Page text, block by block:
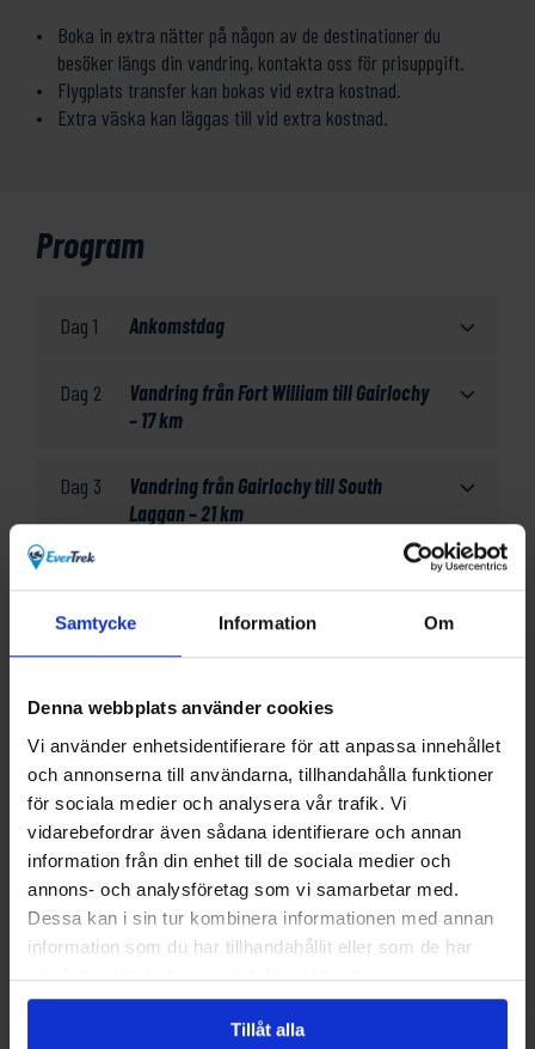
Samtycke Information Om
Denna webbplats använder cookies
Vi använder enhetsidentifierare för att anpassa innehållet
och annonserna till användarna, tillhandahålla funktioner
för sociala medier och analysera vår trafik. Vi
vidarebefordrar även sådana identifierare och annan
information från din enhet till de sociala medier och
annons- och analysföretag som vi samarbetar med.
Dessa kan i sin tur kombinera informationen med annan
information som du har tillhandahållit eller som de har
samlat in när du har använt deras tjänster.
Tillåt alla
Boka in extra nätter på någon av de destinationer du
besöker längs din vandring, kontakta oss för prisuppgift.
Flygplats transfer kan bokas vid extra kostnad.
Extra väska kan läggas till vid extra kostnad.
Program
Dag 1 Ankomstdag
Dag 2
Vandring från Fort William till Gairlochy
– 17 km
Dag 3
Vandring från Gairlochy till South
Laggan – 21 km
Invermoriston – 13 km
Dag 6
Vandring från Invermoriston till
Drumnadrochit – 22 km
Dag 7
Vandring från Drumnadrochit till
Inverness – 21/30 km
Dag 8 Utcheckning och hemresa